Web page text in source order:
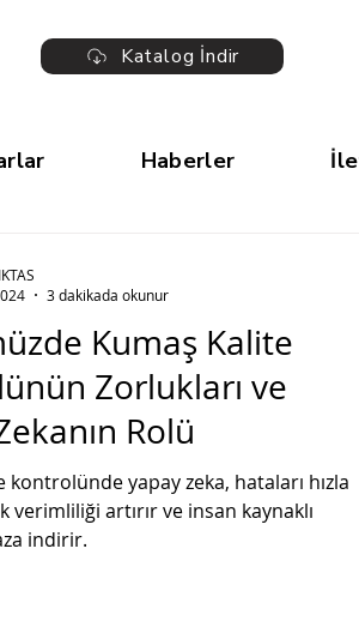
Haberler
Katalog İndir
Kumaş Kalite
Zorlukları ve
Rolü
kontrolünde yapay zeka, hataları hızla
verimliliği artırır ve insan kaynaklı
indirir.
3 dakikada okunur